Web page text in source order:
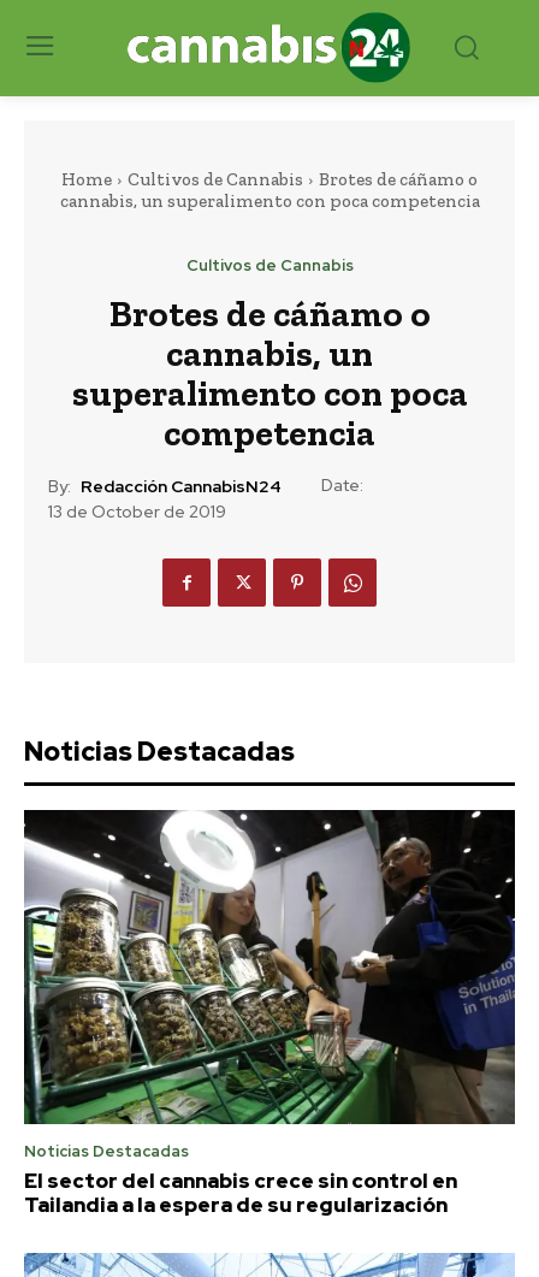
Home Cultivos de Cannabis
Brotes de cáñamo o
cannabis, un superalimento con poca competencia
Cultivos de Cannabis
Brotes de cáñamo o
cannabis, un
superalimento con poca
competencia
By: Redacción CannabisN24
Date:
13 de October de 2019
Noticias Destacadas
Noticias Destacadas
El sector del cannabis crece sin control en
Tailandia a la espera de su regularización